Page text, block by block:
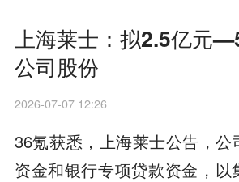
上海莱士：拟2.5亿元
公司股份
2026-07-07 12:26
36氪获悉，上海莱士公告，公
资金和银行专项贷款资金，以